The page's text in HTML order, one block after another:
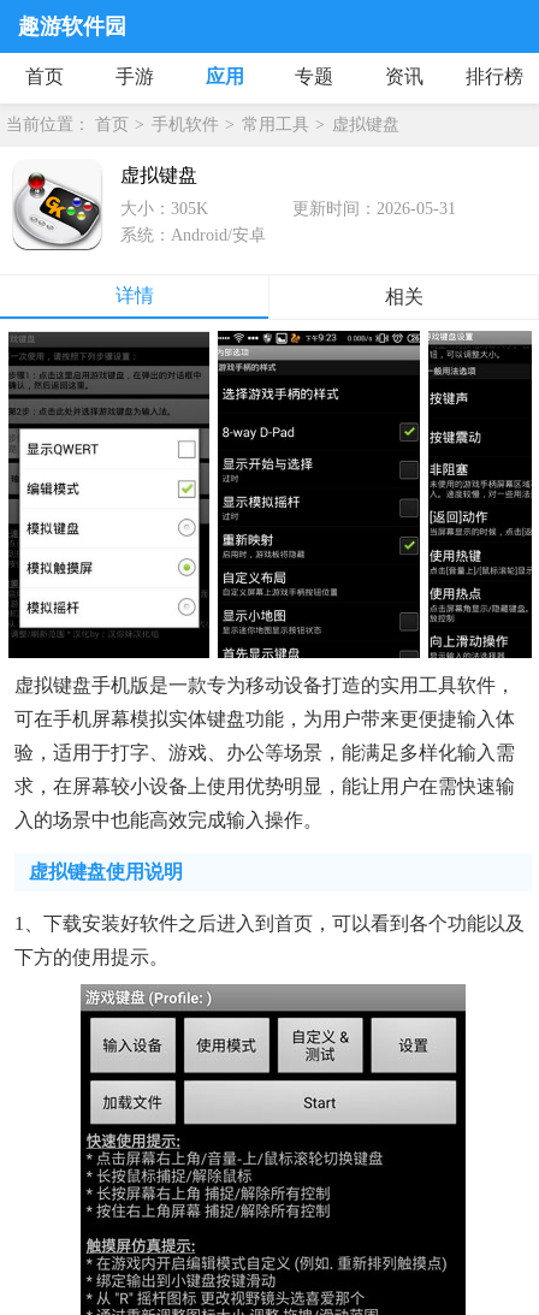
趣游软件园
首页 手游 应用 专题 资讯 排行榜
当前位置： 首页 手机软件 常用工具 虚拟键盘
虚拟键盘
大小：305K
更新时间：2026-05-31
系统：Android/安卓
详情 相关
虚拟键盘手机版是一款专为移动设备打造的实用工具软件，
可在手机屏幕模拟实体键盘功能，为用户带来更便捷输入体
验，适用于打字、游戏、办公等场景，能满足多样化输入需
求，在屏幕较小设备上使用优势明显，能让用户在需快速输
入的场景中也能高效完成输入操作。
虚拟键盘使用说明
1、下载安装好软件之后进入到首页，可以看到各个功能以及
下方的使用提示。